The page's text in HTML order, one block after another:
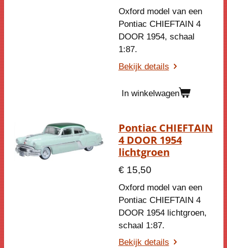
Oxford model van een
Pontiac CHIEFTAIN 4
DOOR 1954, schaal
1:87.
Bekijk details
In winkelwagen
Pontiac CHIEFTAIN
4 DOOR 1954
lichtgroen
€ 15,50
Oxford model van een
Pontiac CHIEFTAIN 4
DOOR 1954 lichtgroen,
schaal 1:87.
Bekijk details